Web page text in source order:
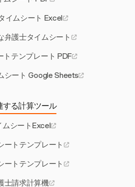
イムシート Excel
弁護士タイムシート
トテンプレート PDF
シート Google Sheets
する計算ツール
ムシートExcel
ートテンプレート
ートテンプレート
士請求計算機